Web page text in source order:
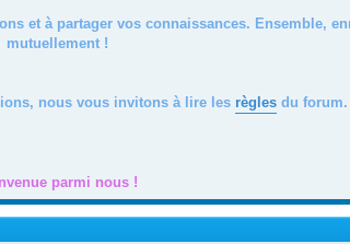
et à partager vos connaissances. Ensemble,
mutuellement !
nous vous invitons à lire les règles du forum.
parmi nous !